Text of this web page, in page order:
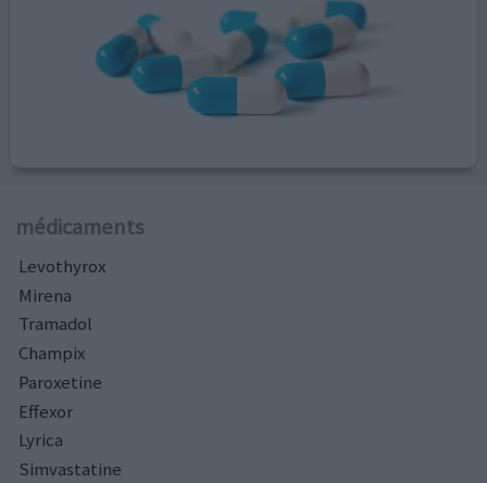
médicaments
Levothyrox
Mirena
Tramadol
Champix
Paroxetine
Effexor
Lyrica
Simvastatine